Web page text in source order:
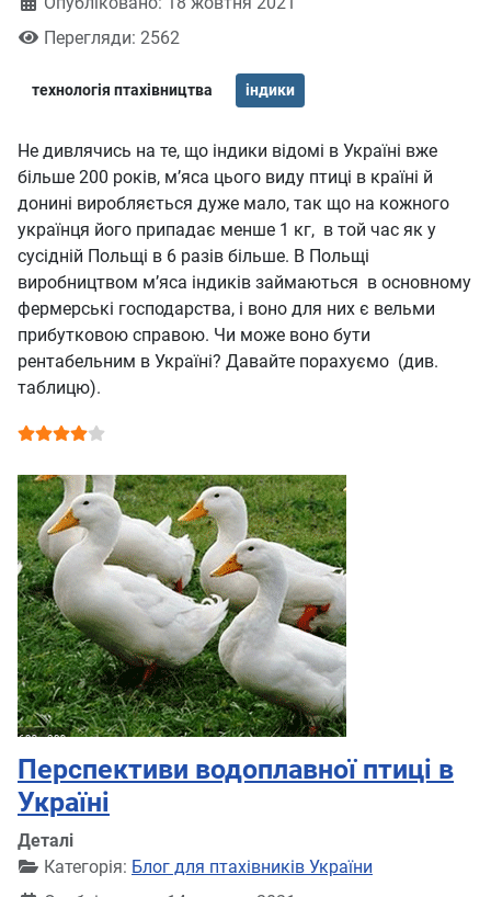
Перегляди: 2562
технологія птахівництва індики
Не дивлячись на те, що індики відомі в Україні вже
більше 200 років, м’яса цього виду птиці в країні й
донині виробляється дуже мало, так що на кожного
українця його припадає менше 1 кг, в той час як у
сусідній Польщі в 6 разів більше. В Польщі
виробництвом м’яса індиків займаються в основному
фермерські господарства, і воно для них є вельми
прибутковою справою. Чи може воно бути
рентабельним в Україні? Давайте порахуємо (див.
таблицю).
Рейтинг користувача:
Перспективи водоплавної птиці в
Україні
Деталі
Категорія: Блог для птахівників України